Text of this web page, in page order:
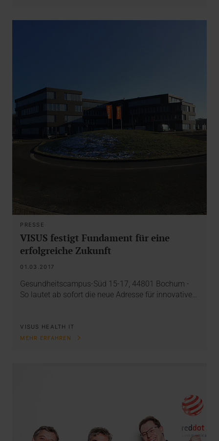
PRESSE
VISUS festigt Fundament für eine
erfolgreiche Zukunft
01.03.2017
Gesundheitscampus-Süd 15-17, 44801 Bochum -
So lautet ab sofort die neue Adresse für innovative…
VISUS HEALTH IT
MEHR ERFAHREN